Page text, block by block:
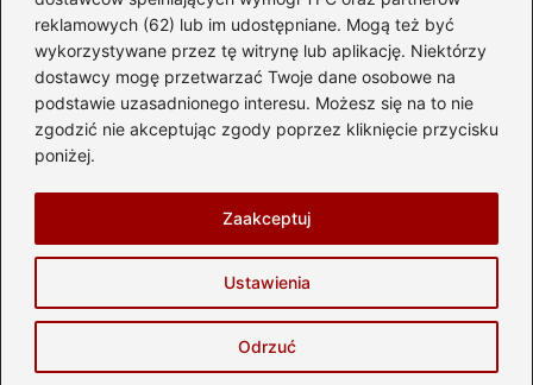
reklamowych (62) lub im udostępniane. Mogą też być
wykorzystywane przez tę witrynę lub aplikację. Niektórzy
dostawcy mogę przetwarzać Twoje dane osobowe na
podstawie uzasadnionego interesu. Możesz się na to nie
zgodzić nie akceptując zgody poprzez kliknięcie przycisku
poniżej.
Ustawienia
Odrzuć
Zaakceptuj
Motocykle(49)
Opony(81)
Prawo jazdy(77)
Samochody(237)
Silnik(83)
Copyright © 2026 automotostrefa.pl
Prywatność
Zasady użytkowania
Napisz do nas